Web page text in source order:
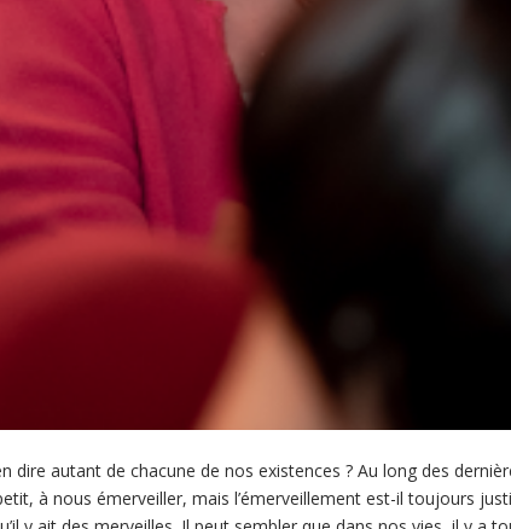
autant de chacune de nos existences ? Au long des
à nous émerveiller, mais l’émerveillement est-il toujours